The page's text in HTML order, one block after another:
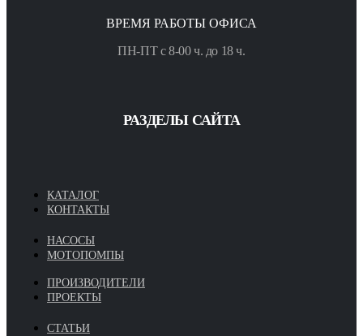
ВРЕМЯ РАБОТЫ ОФИСА
ПН-ПТ с 8-00 ч. до 18 ч.
РАЗДЕЛЫ САЙТА
КАТАЛОГ
КОНТАКТЫ
НАСОСЫ
МОТОПОМПЫ
ПРОИЗВОДИТЕЛИ
ПРОЕКТЫ
СТАТЬИ